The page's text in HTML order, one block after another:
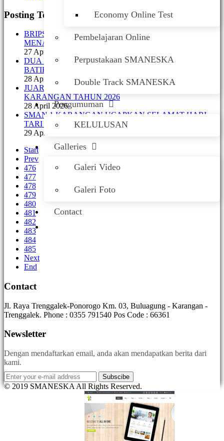
Economy Online Test
Pembelajaran Online
Perpustakaan SMANESKA
Double Track SMANESKA
Pengumuman
KELULUSAN
Galleries
Galeri Video
Galeri Foto
Contact
Posting Terakhir
BRIPSUS SMANESKA RAIH 2 TROPY DI LKBB
MENAK SOPAL 2K26
27 April 2026
DUA SISWI SMANESKA RAIH JUARA FASHION
BATIK TRENGGALEK
28 April 2026
JUARA SCOUT CHALLENGE DAY #3 SMAN 1
KARANGAN TAHUN 2026
28 April 2026
SMAN 1 KARANGAN UCAPKAN SELAMAT HARI
TARI SEDUNIA 29 APRIL 2026
29 April 2026
Start
Prev
476
477
478
479
480
481
482
483
484
485
Next
End
Contact
Jl. Raya Trenggalek-Ponorogo Km. 03, Buluagung - Karangan -
Trenggalek. Phone : 0355 791540 Pos Code : 66361
Newsletter
Dengan mendaftarkan email, anda akan mendapatkan berita dari
kami.
Subscibe
© 2019 SMANESKA All Rights Reserved.